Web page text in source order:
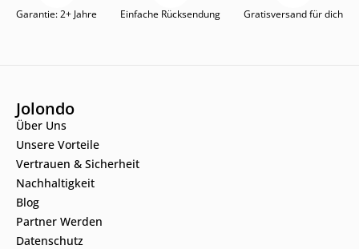
Garantie: 2+ Jahre Einfache Rücksendung Gratisversand für dich
Jolondo
Über Uns
Unsere Vorteile
Vertrauen & Sicherheit
Nachhaltigkeit
Blog
Partner Werden
Datenschutz